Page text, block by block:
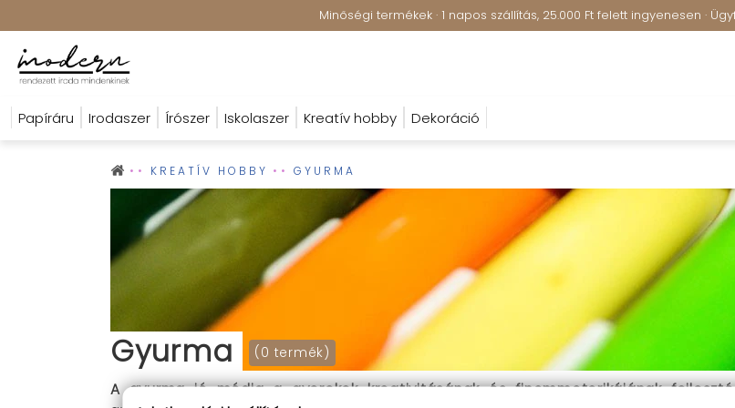
Minőségi termékek · 1 napos szállítás, 25.000 Ft felett ingyenesen ·
Papíráru Irodaszer Írószer Iskolaszer Kreatív hobby Dekoráció
KREATÍV HOBBY GYURMA
Gyurma (0 termék)
A gyurma jó módja a gyerekek kreativitásának és finommotorikájának